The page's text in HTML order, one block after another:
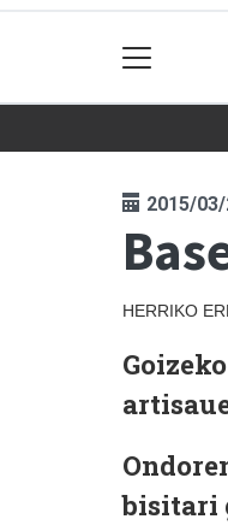
2015/
HERRIKO
bisitari